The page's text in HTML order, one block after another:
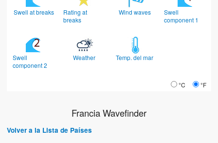
Swell at breaks
Rating at
breaks
Wind waves
Swell
component 1
Swell
component 2
Weather Temp. del mar
°C °F
Francia Wavefinder
Volver a la Lista de Países